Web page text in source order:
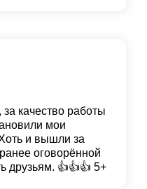
качество работы
мои
и вышли за
оговорённой
друзьям. 👍👍👍 5+